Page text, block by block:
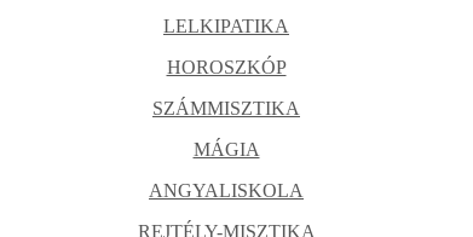
LELKIPATIKA
HOROSZKÓP
SZÁMMISZTIKA
MÁGIA
ANGYALISKOLA
REJTÉLY-MISZTIKA